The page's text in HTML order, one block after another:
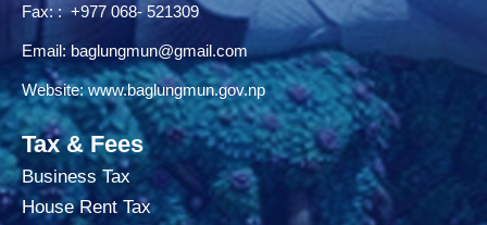
Fax: : +977 068- 521309
Email: baglungmun@gmail.com
Website:www.baglungmun.gov.np
Tax & Fees
Business Tax
House Rent Tax